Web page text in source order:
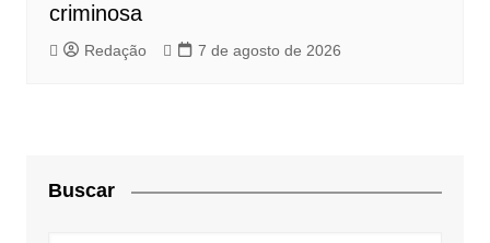
criminosa
Redação 7 de agosto de 2026
Buscar